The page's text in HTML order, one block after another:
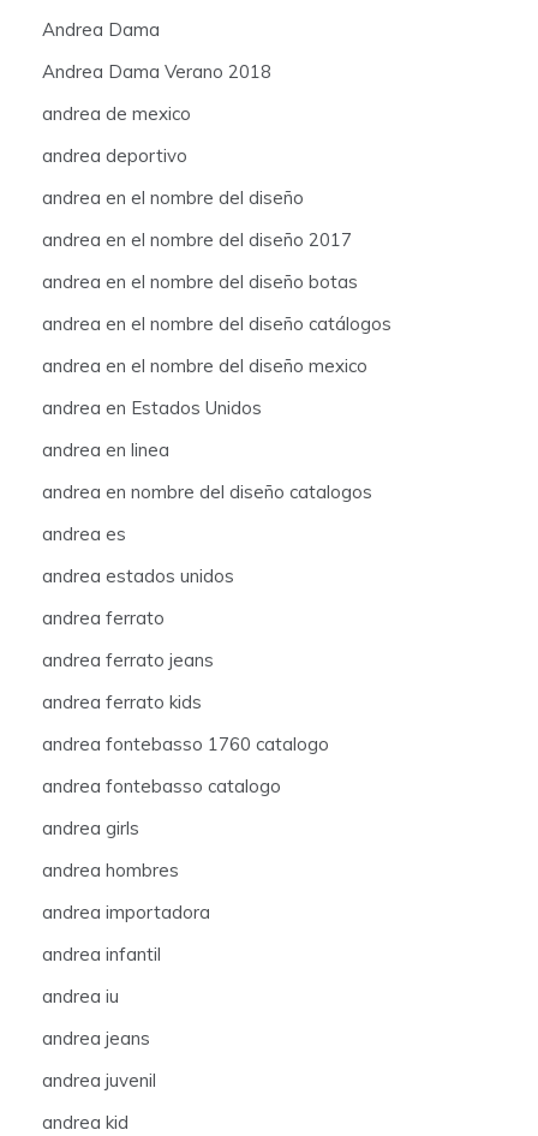
Andrea Dama
Andrea Dama Verano 2018
andrea de mexico
andrea deportivo
andrea en el nombre del diseño
andrea en el nombre del diseño 2017
andrea en el nombre del diseño botas
andrea en el nombre del diseño catálogos
andrea en el nombre del diseño mexico
andrea en Estados Unidos
andrea en linea
andrea en nombre del diseño catalogos
andrea es
andrea estados unidos
andrea ferrato
andrea ferrato jeans
andrea ferrato kids
andrea fontebasso 1760 catalogo
andrea fontebasso catalogo
andrea girls
andrea hombres
andrea importadora
andrea infantil
andrea iu
andrea jeans
andrea juvenil
andrea kid